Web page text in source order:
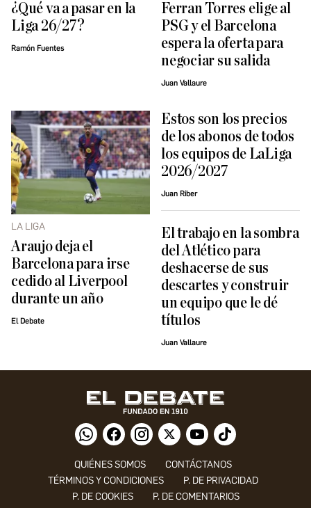
¿Qué va a pasar en la
Liga 26/27?
Ramón Fuentes
Ferran Torres elige al
PSG y el Barcelona
espera la oferta para
negociar su salida
Juan Vallaure
LA LIGA
Araujo deja el
Barcelona para irse
cedido al Liverpool
durante un año
El Debate
Estos son los precios
de los abonos de todos
los equipos de LaLiga
2026/2027
Juan Riber
El trabajo en la sombra
del Atlético para
deshacerse de sus
descartes y construir
un equipo que le dé
títulos
Juan Vallaure
QUIÉNES SOMOS
CONTÁCTANOS
TÉRMINOS Y CONDICIONES
P. DE PRIVACIDAD
P. DE COOKIES
P. DE COMENTARIOS